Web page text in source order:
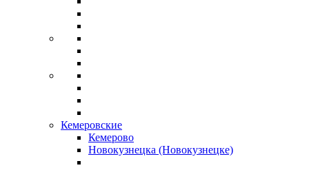
Кемеровские
Кемерово
Новокузнецка (Новокузнецке)